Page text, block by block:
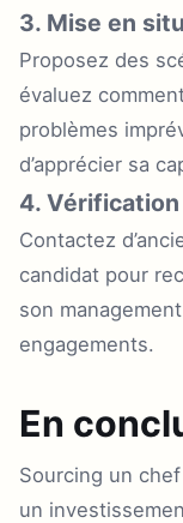
3. Mise en
Proposez des
évaluez
problèmes
d’apprécier sa
4.
Contactez
candidat pour
son
engagements.
En
Sourcing un
un